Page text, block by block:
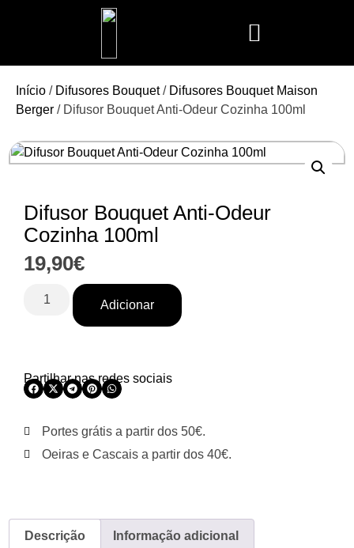
Início / Difusores Bouquet/ Difusores Bouquet Maison
Berger / Difusor Bouquet Anti-Odeur Cozinha 100ml
Difusor Bouquet Anti-Odeur
Cozinha 100ml
19,90€
Adicionar
Partilhar nas redes sociais
Portes grátis a partir dos 50€.
Oeiras e Cascais a partir dos 40€.
Descrição Informação adicional